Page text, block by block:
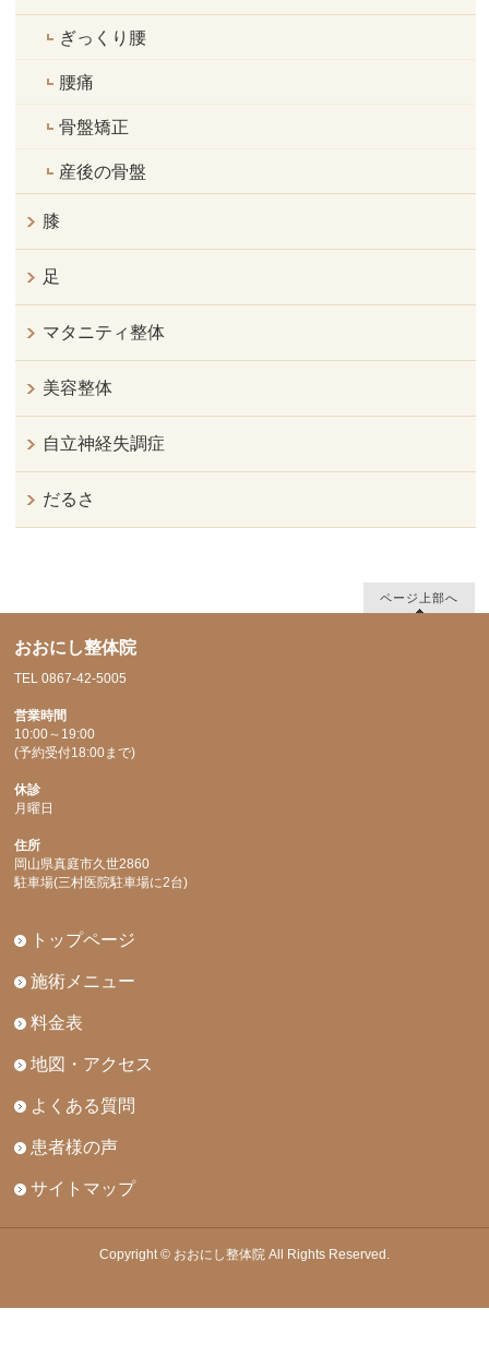
ぎっくり腰
腰痛
骨盤矯正
産後の骨盤
膝
足
マタニティ整体
美容整体
自立神経失調症
だるさ
ページ上部へ
おおにし整体院
TEL 0867-42-5005
営業時間
10:00～19:00
(予約受付18:00まで)
休診
月曜日
住所
岡山県真庭市久世2860
駐車場(三村医院駐車場に2台)
トップページ
施術メニュー
料金表
地図・アクセス
よくある質問
患者様の声
サイトマップ
Copyright © おおにし整体院 All Rights Reserved.